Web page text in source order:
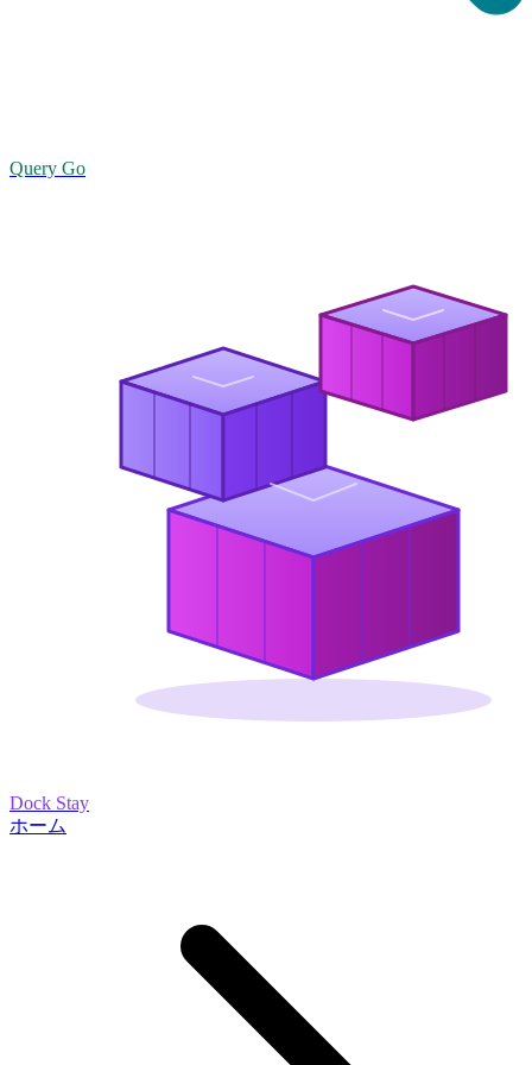
Query Go
Dock Stay
ホーム